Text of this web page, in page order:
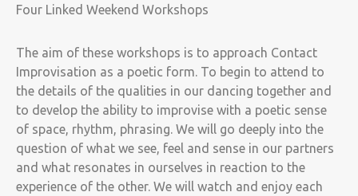
Four Linked Weekend Workshops
The aim of these workshops is to approach Contact
Improvisation as a poetic form. To begin to attend to
the details of the qualities in our dancing together and
to develop the ability to improvise with a poetic sense
of space, rhythm, phrasing. We will go deeply into the
question of what we see, feel and sense in our partners
and what resonates in ourselves in reaction to the
experience of the other. We will watch and enjoy each